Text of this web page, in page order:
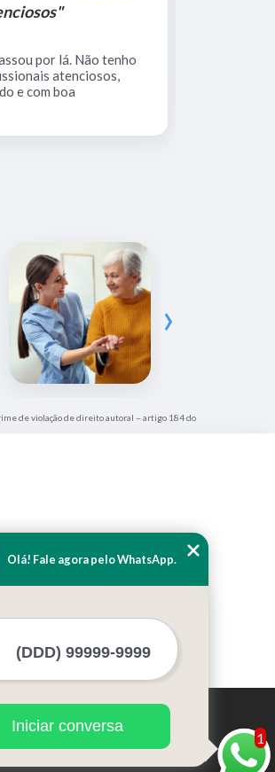
por lá. Não tenho
atenciosos,
e com boa
›
de violação de direito autoral – artigo 184 do
1
Olá! Fale agora pelo WhatsApp.
Iniciar conversa